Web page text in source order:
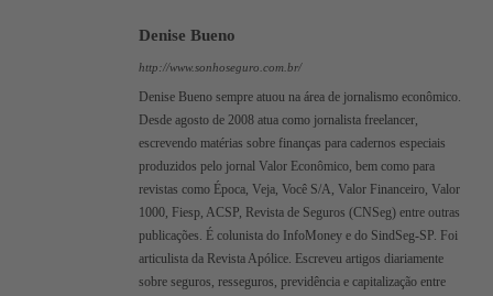
Denise Bueno
http://www.sonhoseguro.com.br/
Denise Bueno sempre atuou na área de jornalismo econômico.
Desde agosto de 2008 atua como jornalista freelancer,
escrevendo matérias sobre finanças para cadernos especiais
produzidos pelo jornal Valor Econômico, bem como para
revistas como Época, Veja, Você S/A, Valor Financeiro, Valor
1000, Fiesp, ACSP, Revista de Seguros (CNSeg) entre outras
publicações. É colunista do InfoMoney e do SindSeg-SP. Foi
articulista da Revista Apólice. Escreveu artigos diariamente
sobre seguros, resseguros, previdência e capitalização entre